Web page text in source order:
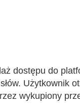
dostępu do
Użytkownik
wykupiony